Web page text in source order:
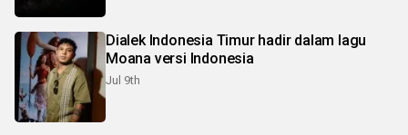
Dialek Indonesia Timur hadir dalam lagu
Moana versi Indonesia
Jul 9th